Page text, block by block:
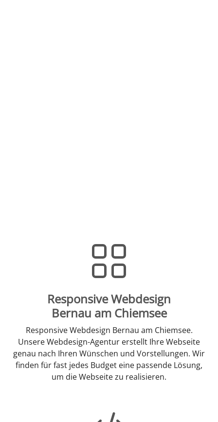
Responsive Webdesign
Bernau am Chiemsee
Responsive Webdesign Bernau am Chiemsee.
Unsere Webdesign-Agentur erstellt Ihre Webseite
genau nach Ihren Wünschen und Vorstellungen. Wir
finden für fast jedes Budget eine passende Lösung,
um die Webseite zu realisieren.